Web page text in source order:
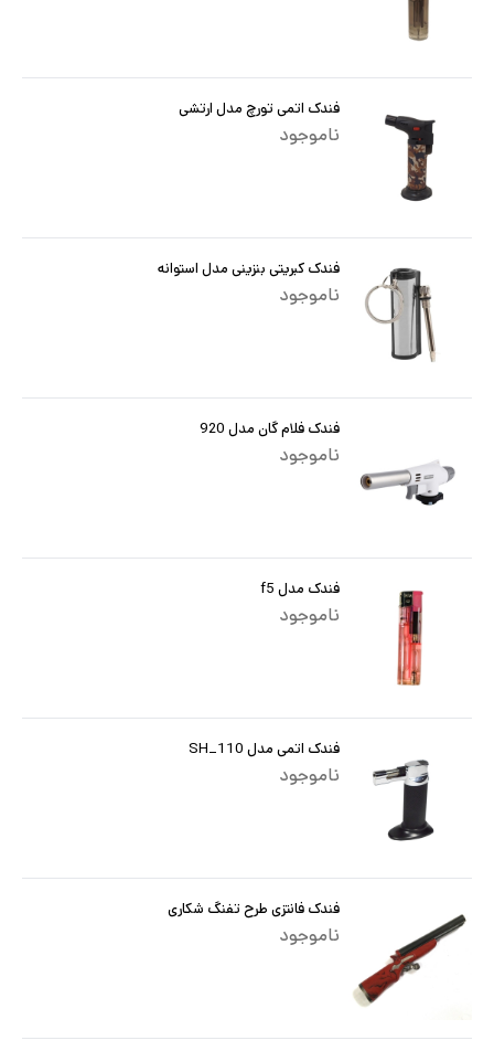
فندک اتمی تورچ مدل ارتشی
ناموجود
فندک کبریتی بنزینی مدل استوانه
ناموجود
فندک فلام گان مدل 920
ناموجود
فندک مدل f5
ناموجود
فندک اتمی مدل SH_110
ناموجود
فندک فانتزی طرح تفنگ شکاری
ناموجود